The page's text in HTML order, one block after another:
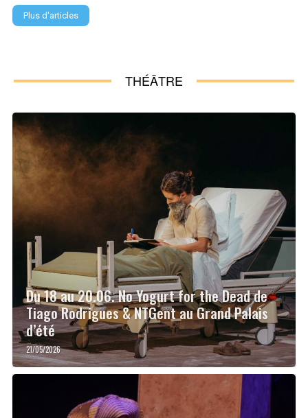
Plus d'articles
THÉÂTRE
Du 18 au 20.06. No Yogurt for the Dead de
Tiago Rodrigues & NTGent au Grand Palais
d’été
21/05/2026